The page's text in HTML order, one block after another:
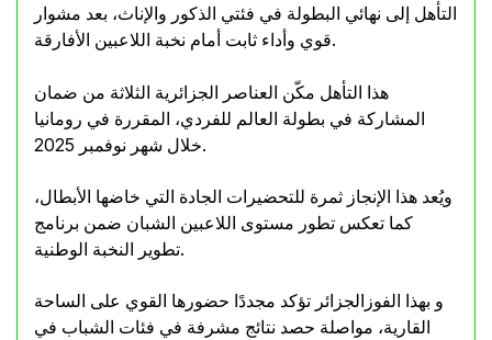
التأهل إلى نهائي البطولة في فئتي الذكور والإناث، بعد مشوار
قوي وأداء ثابت أمام نخبة اللاعبين الأفارقة.
هذا التأهل مكّن العناصر الجزائرية الثلاثة من ضمان
المشاركة في بطولة العالم للفردي، المقررة في رومانيا
خلال شهر نوفمبر 2025.
ويُعد هذا الإنجاز ثمرة للتحضيرات الجادة التي خاضها الأبطال،
كما تعكس تطور مستوى اللاعبين الشبان ضمن برنامج
تطوير النخبة الوطنية.
و بهذا الفوزالجزائر تؤكد مجددًا حضورها القوي على الساحة
القارية، مواصلة حصد نتائج مشرفة في فئات الشباب في